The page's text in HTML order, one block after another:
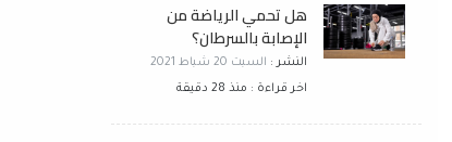
هل تحمي الرياضة من
الإصابة بالسرطان؟
النشر : السبت 20 شباط 2021
اخر قراءة : منذ 28 دقيقة